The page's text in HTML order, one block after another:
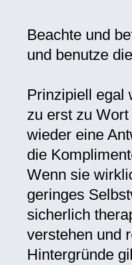
Beachte und
und benutze
Prinzipiell egal
zu erst zu
wieder eine
die
Wenn sie
geringes
sicherlich
verstehen und
Hintergründe